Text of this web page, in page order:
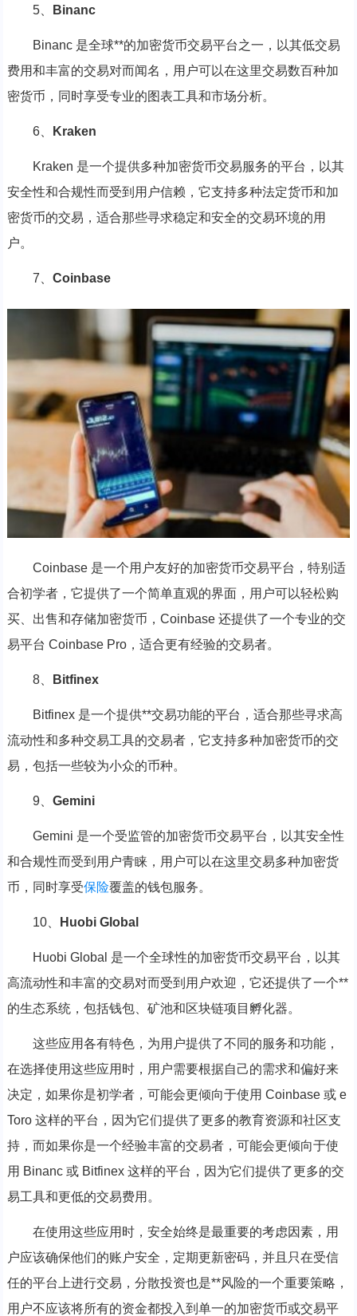
5、 Binanc
Binanc 是全球**的加密货币交易平台之一，以其低交易
费用和丰富的交易对而闻名，用户可以在这里交易数百种加
密货币，同时享受专业的图表工具和市场分析。
6、 Kraken
Kraken 是一个提供多种加密货币交易服务的平台，以其
安全性和合规性而受到用户信赖，它支持多种法定货币和加
密货币的交易，适合那些寻求稳定和安全的交易环境的用
户。
7、 Coinbase
Coinbase 是一个用户友好的加密货币交易平台，特别适
合初学者，它提供了一个简单直观的界面，用户可以轻松购
买、出售和存储加密货币，Coinbase 还提供了一个专业的交
易平台 Coinbase Pro，适合更有经验的交易者。
8、 Bitfinex
Bitfinex 是一个提供**交易功能的平台，适合那些寻求高
流动性和多种交易工具的交易者，它支持多种加密货币的交
易，包括一些较为小众的币种。
9、 Gemini
Gemini 是一个受监管的加密货币交易平台，以其安全性
和合规性而受到用户青睐，用户可以在这里交易多种加密货
币，同时享受保险覆盖的钱包服务。
10、 Huobi Global
Huobi Global 是一个全球性的加密货币交易平台，以其
高流动性和丰富的交易对而受到用户欢迎，它还提供了一个**
的生态系统，包括钱包、矿池和区块链项目孵化器。
这些应用各有特色，为用户提供了不同的服务和功能，
在选择使用这些应用时，用户需要根据自己的需求和偏好来
决定，如果你是初学者，可能会更倾向于使用 Coinbase 或 e
Toro 这样的平台，因为它们提供了更多的教育资源和社区支
持，而如果你是一个经验丰富的交易者，可能会更倾向于使
用 Binanc 或 Bitfinex 这样的平台，因为它们提供了更多的交
易工具和更低的交易费用。
在使用这些应用时，安全始终是最重要的考虑因素，用
户应该确保他们的账户安全，定期更新密码，并且只在受信
任的平台上进行交易，分散投资也是**风险的一个重要策略，
用户不应该将所有的资金都投入到单一的加密货币或交易平